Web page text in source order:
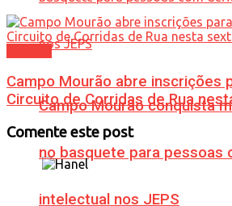
Campo Mourão conquista
no basquete para pessoas
intelectual nos JEPS
Campo Mourão abre inscrições
Circuito de Corridas de Rua
Comente este post